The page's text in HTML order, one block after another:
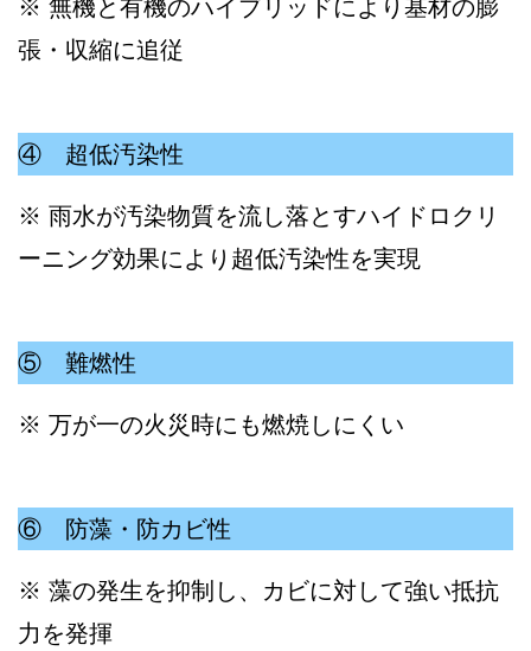
※ 無機と有機のハイブリッドにより基材の膨
張・収縮に追従
④ 超低汚染性
※ 雨水が汚染物質を流し落とすハイドロクリ
ーニング効果により超低汚染性を実現
⑤ 難燃性
※ 万が一の火災時にも燃焼しにくい
⑥ 防藻・防カビ性
※ 藻の発生を抑制し、カビに対して強い抵抗
力を発揮